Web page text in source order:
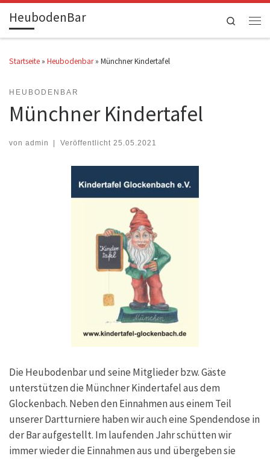
Zum Inhalt springen
HeubodenBar
Search
Startseite » Heubodenbar » Münchner Kindertafel
HEUBODENBAR
Münchner Kindertafel
von admin | Veröffentlicht 25.05.2021
Die Heubodenbar und seine Mitglieder bzw. Gäste
unterstützen die Münchner Kindertafel aus dem
Glockenbach. Neben den Einnahmen aus einem Teil
unserer Dartturniere haben wir auch eine Spendendose in
der Bar aufgestellt. Im laufenden Jahr schütten wir
immer wieder die Einnahmen aus und übergeben sie